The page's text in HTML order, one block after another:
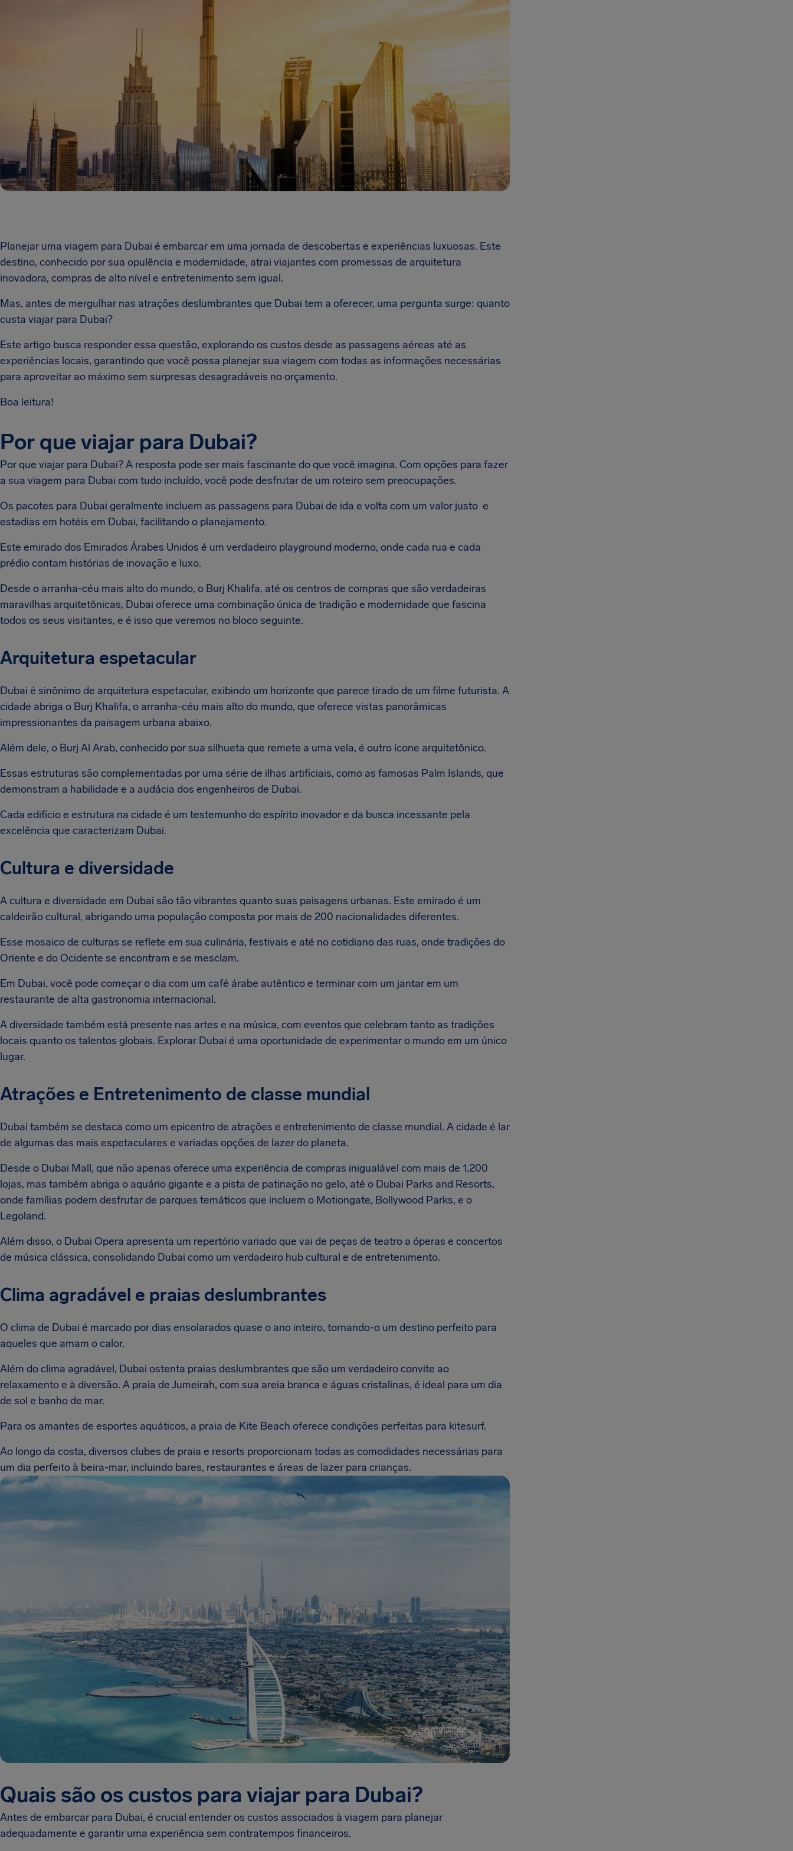
Planejar uma viagem para Dubai é embarcar em uma jornada de descobertas e experiências luxuosas. Este
destino, conhecido por sua opulência e modernidade, atrai viajantes com promessas de arquitetura
inovadora, compras de alto nível e entretenimento sem igual.
Mas, antes de mergulhar nas atrações deslumbrantes que Dubai tem a oferecer, uma pergunta surge: quanto
custa viajar para Dubai?
Este artigo busca responder essa questão, explorando os custos desde as passagens aéreas até as
experiências locais, garantindo que você possa planejar sua viagem com todas as informações necessárias
para aproveitar ao máximo sem surpresas desagradáveis no orçamento.
Boa leitura!
Por que viajar para Dubai?
Por que viajar para Dubai? A resposta pode ser mais fascinante do que você imagina. Com opções para fazer
a sua viagem para Dubai com tudo incluído, você pode desfrutar de um roteiro sem preocupações.
Os pacotes para Dubai geralmente incluem as passagens para Dubai de ida e volta com um valor justo e
estadias em hotéis em Dubai, facilitando o planejamento.
Este emirado dos Emirados Árabes Unidos é um verdadeiro playground moderno, onde cada rua e cada
prédio contam histórias de inovação e luxo.
Desde o arranha-céu mais alto do mundo, o Burj Khalifa, até os centros de compras que são verdadeiras
maravilhas arquitetônicas, Dubai oferece uma combinação única de tradição e modernidade que fascina
todos os seus visitantes, e é isso que veremos no bloco seguinte.
Arquitetura espetacular
Dubai é sinônimo de arquitetura espetacular, exibindo um horizonte que parece tirado de um filme futurista. A
cidade abriga o Burj Khalifa, o arranha-céu mais alto do mundo, que oferece vistas panorâmicas
impressionantes da paisagem urbana abaixo.
Além dele, o Burj Al Arab, conhecido por sua silhueta que remete a uma vela, é outro ícone arquitetônico.
Essas estruturas são complementadas por uma série de ilhas artificiais, como as famosas Palm Islands, que
demonstram a habilidade e a audácia dos engenheiros de Dubai.
Cada edifício e estrutura na cidade é um testemunho do espírito inovador e da busca incessante pela
excelência que caracterizam Dubai.
Cultura e diversidade
A cultura e diversidade em Dubai são tão vibrantes quanto suas paisagens urbanas. Este emirado é um
caldeirão cultural, abrigando uma população composta por mais de 200 nacionalidades diferentes.
Esse mosaico de culturas se reflete em sua culinária, festivais e até no cotidiano das ruas, onde tradições do
Oriente e do Ocidente se encontram e se mesclam.
Em Dubai, você pode começar o dia com um café árabe autêntico e terminar com um jantar em um
restaurante de alta gastronomia internacional.
A diversidade também está presente nas artes e na música, com eventos que celebram tanto as tradições
locais quanto os talentos globais. Explorar Dubai é uma oportunidade de experimentar o mundo em um único
lugar.
Atrações e Entretenimento de classe mundial
Dubai também se destaca como um epicentro de atrações e entretenimento de classe mundial. A cidade é lar
de algumas das mais espetaculares e variadas opções de lazer do planeta.
Desde o Dubai Mall, que não apenas oferece uma experiência de compras inigualável com mais de 1.200
lojas, mas também abriga o aquário gigante e a pista de patinação no gelo, até o Dubai Parks and Resorts,
onde famílias podem desfrutar de parques temáticos que incluem o Motiongate, Bollywood Parks, e o
Legoland.
Além disso, o Dubai Opera apresenta um repertório variado que vai de peças de teatro a óperas e concertos
de música clássica, consolidando Dubai como um verdadeiro hub cultural e de entretenimento.
Clima agradável e praias deslumbrantes
O clima de Dubai é marcado por dias ensolarados quase o ano inteiro, tornando-o um destino perfeito para
aqueles que amam o calor.
Além do clima agradável, Dubai ostenta praias deslumbrantes que são um verdadeiro convite ao
relaxamento e à diversão. A praia de Jumeirah, com sua areia branca e águas cristalinas, é ideal para um dia
de sol e banho de mar.
Para os amantes de esportes aquáticos, a praia de Kite Beach oferece condições perfeitas para kitesurf.
Ao longo da costa, diversos clubes de praia e resorts proporcionam todas as comodidades necessárias para
um dia perfeito à beira-mar, incluindo bares, restaurantes e áreas de lazer para crianças.
Quais são os custos para viajar para Dubai?
Antes de embarcar para Dubai, é crucial entender os custos associados à viagem para planejar
adequadamente e garantir uma experiência sem contratempos financeiros.